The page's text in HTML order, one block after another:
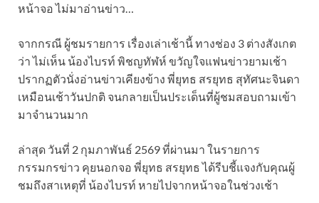
หน้าจอ ไม่มาอ่านข่าว…
จากกรณี ผู้ชมรายการ เรื่องเล่าเช้านี้ ทางช่อง 3 ต่างสังเกต
ว่า ไม่เห็น น้องไบรท์ พิชญทัฬห์ ขวัญใจแฟนข่าวยามเช้า
ปรากฏตัวนั่งอ่านข่าวเคียงข้าง พี่ยุทธ สรยุทธ สุทัศนะจินดา
เหมือนเช้าวันปกติ จนกลายเป็นประเด็นที่ผู้ชมสอบถามเข้า
มาจำนวนมาก
ล่าสุด วันที่ 2 กุมภาพันธ์ 2569 ที่ผ่านมา ในรายการ
กรรมกรข่าว คุยนอกจอ พี่ยุทธ สรยุทธ ได้รีบชี้แจงกับคุณผู้
ชมถึงสาเหตุที่ น้องไบรท์ หายไปจากหน้าจอในช่วงเช้า